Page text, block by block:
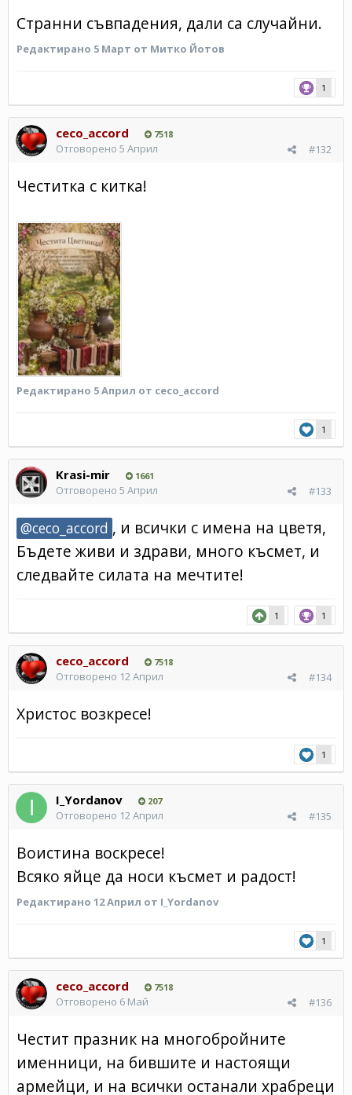
Странни съвпадения, дали са случайни.
Редактирано 5 Март от Митко Йотов
1
ceco_accord 7518
#132
Отговорено 5 Април
Честитка с китка!
Редактирано 5 Април от ceco_accord
1
Krasi-mir 1661
#133
Отговорено 5 Април
@ceco_accord , и всички с имена на цветя,
Бъдете живи и здрави, много късмет, и
следвайте силата на мечтите!
1 1
ceco_accord 7518
#134
Отговорено 12 Април
Христос возкресе!
1
I_Yordanov 207
#135
Отговорено 12 Април
Воистина воскресе!
Всяко яйце да носи късмет и радост!
Редактирано 12 Април от I_Yordanov
1
ceco_accord 7518
#136
Отговорено 6 Май
Честит празник на многобройните
именници, на бившите и настоящи
армейци, и на всички останали храбреци